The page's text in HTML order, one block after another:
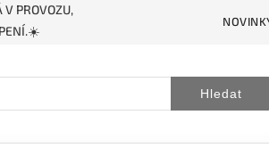
PROVOZU,
Hledat